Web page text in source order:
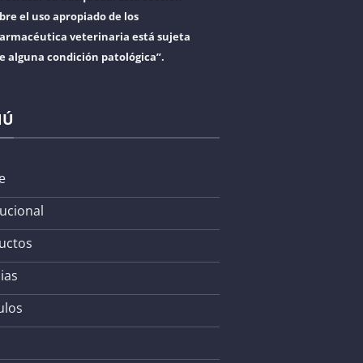
el uso apropiado de los
veterinaria está sujeta
alguna condición patológica”.